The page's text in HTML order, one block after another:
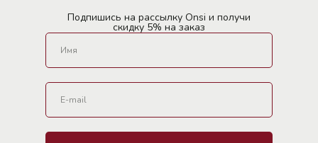
Подпишись на рассылку Onsi и получи
скидку 5% на заказ